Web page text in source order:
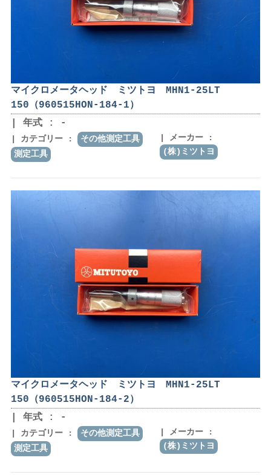
マイクロメータヘッド ミツトヨ MHN1-25LT
150（960515HON-184-1）
年式 : -
カテゴリー :
その他測定工具
測定工具
メーカー :
(株)ミツトヨ
マイクロメータヘッド ミツトヨ MHN1-25LT
150（960515HON-184-2）
年式 : -
カテゴリー :
その他測定工具
測定工具
メーカー :
(株)ミツトヨ